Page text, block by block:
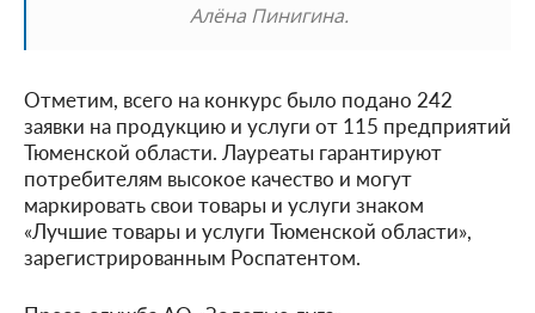
Алёна Пинигина.
Отметим, всего на конкурс было подано 242
заявки на продукцию и услуги от 115 предприятий
Тюменской области. Лауреаты гарантируют
потребителям высокое качество и могут
маркировать свои товары и услуги знаком
«Лучшие товары и услуги Тюменской области»,
зарегистрированным Роспатентом.